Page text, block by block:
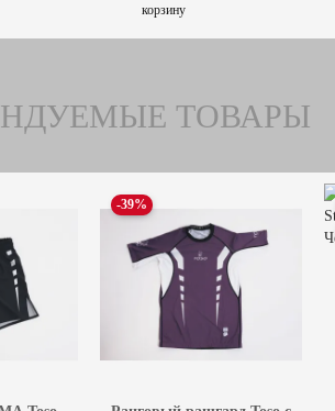
ТОВАРЫ
-39%